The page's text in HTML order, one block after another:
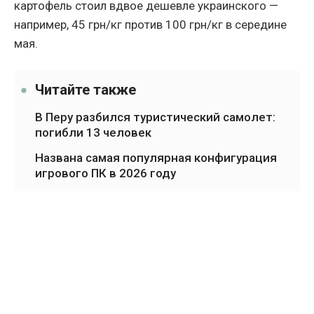
картофель стоил вдвое дешевле украинского —
например, 45 грн/кг против 100 грн/кг в середине
мая.
Читайте также
В Перу разбился туристический самолет:
погибли 13 человек
Названа самая популярная конфигурация
игрового ПК в 2026 году